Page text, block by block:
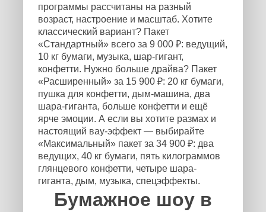
программы рассчитаны на разный
возраст, настроение и масштаб. Хотите
классический вариант? Пакет
«Стандартный» всего за 9 000 ₽: ведущий,
10 кг бумаги, музыка, шар-гигант,
конфетти. Нужно больше драйва? Пакет
«Расширенный» за 15 900 ₽: 20 кг бумаги,
пушка для конфетти, дым-машина, два
шара-гиганта, больше конфетти и ещё
ярче эмоции. А если вы хотите размах и
настоящий вау-эффект — выбирайте
«Максимальный» пакет за 34 900 ₽: два
ведущих, 40 кг бумаги, пять килограммов
глянцевого конфетти, четыре шара-
гиганта, дым, музыка, спецэффекты.
Бумажное шоу в